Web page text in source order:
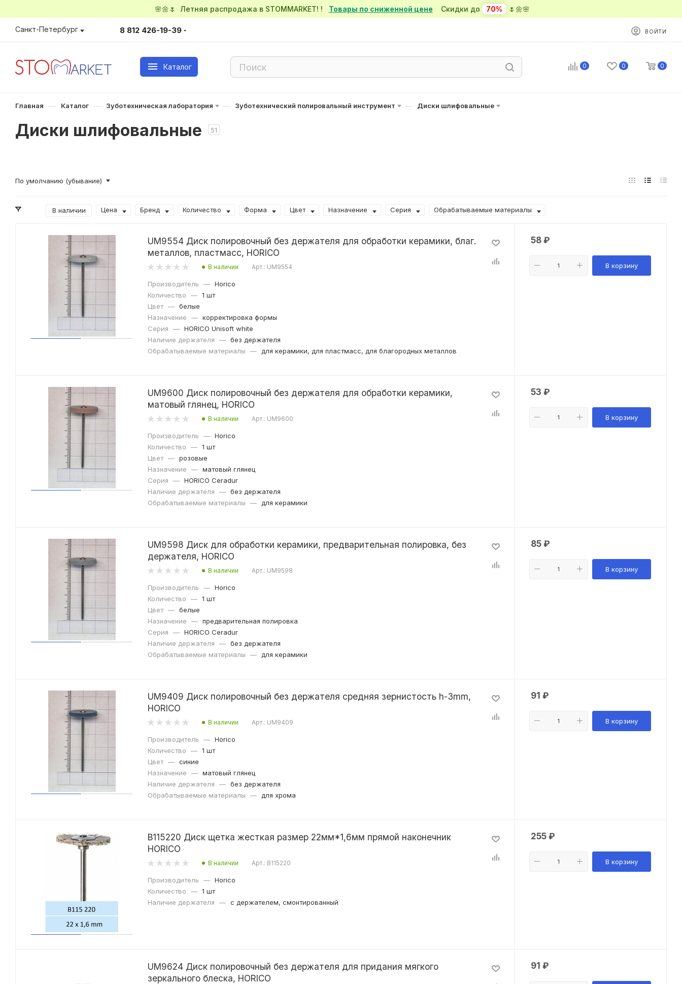
🌸🌼🌷 Летняя распродажа в STOMMARKET! ! Товары по сниженной цене Скидки до 70% 🌷🌼🌸
Санкт-Петербург 8 812 426-19-39 ВОЙТИ
Каталог 0 0 0
Главная — Каталог — Зуботехническая лаборатория — Зуботехнический полировальный инструмент — Диски шлифовальные
Диски шлифовальные 51
По умолчанию (убывание)
Цена
В наличии Бренд Количество Форма Цвет Назначение Серия Обрабатываемые материалы
UM9554 Диск полировочный без держателя для обработки керамики, благ.
металлов, пластмасс, HORICO
В наличии Арт.: UM9554
Производитель — Horico
Количество
— 1 шт
Цвет — белые
Назначение
— корректировка формы
Серия
— HORICO Unisoft white
Наличие держателя
— без держателя
Обрабатываемые материалы
— для керамики, для пластмасс, для благородных металлов
58 ₽
В корзину
UM9600 Диск полировочный без держателя для обработки керамики,
матовый глянец, HORICO
В наличии Арт.: UM9600
Производитель — Horico
Количество
— 1 шт
Цвет — розовые
Назначение
— матовый глянец
Серия
— HORICO Ceradur
Наличие держателя
— без держателя
Обрабатываемые материалы
— для керамики
53 ₽
В корзину
UM9598 Диск для обработки керамики, предварительная полировка, без
держателя, HORICO
В наличии Арт.: UM9598
Производитель — Horico
Количество
— 1 шт
Цвет — белые
Назначение
— предварительная полировка
Серия
— HORICO Ceradur
Наличие держателя
— без держателя
Обрабатываемые материалы
— для керамики
85 ₽
В корзину
UM9409 Диск полировочный без держателя средняя зернистость h-3mm,
HORICO
В наличии Арт.: UM9409
Производитель — Horico
Количество
— 1 шт
Цвет — синие
Назначение
— матовый глянец
Наличие держателя
— без держателя
Обрабатываемые материалы
— для хрома
91 ₽
В корзину
B115220 Диск щетка жесткая размер 22мм*1,6мм прямой наконечник
HORICO
В наличии Арт.: B115220
Производитель — Horico
Количество
— 1 шт
Наличие держателя
— с держателем, смонтированный
255 ₽
В корзину
UM9624 Диск полировочный без держателя для придания мягкого
зеркального блеска, HORICO
91 ₽